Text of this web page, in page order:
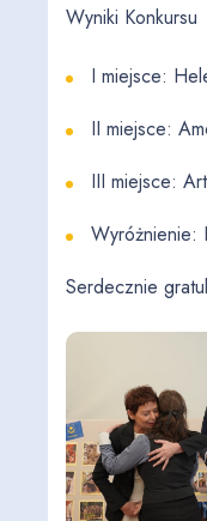
Wyniki Konkursu
I miejsce:
II miejsce:
III miejsce:
Wyróżnienie:
Serdecznie